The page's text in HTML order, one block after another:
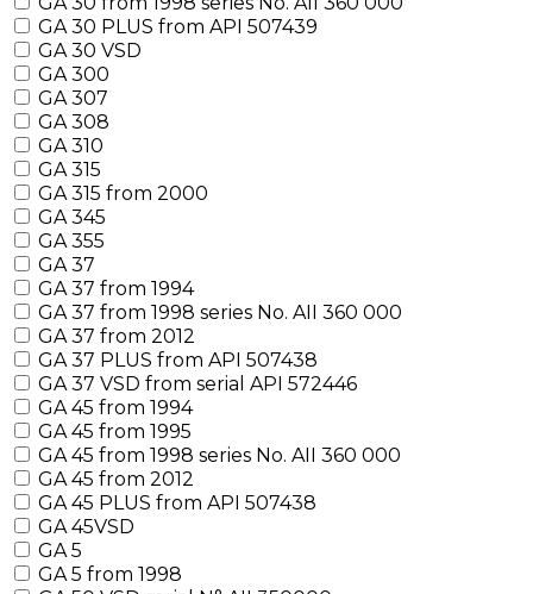
GA 30 PLUS from API 507439
GA 30 VSD
GA 300
GA 307
GA 308
GA 310
GA 315
GA 315 from 2000
GA 345
GA 355
GA 37
GA 37 from 1994
GA 37 from 1998 series No. AII 360 000
GA 37 from 2012
GA 37 PLUS from API 507438
GA 37 VSD from serial API 572446
GA 45 from 1994
GA 45 from 1995
GA 45 from 1998 series No. AII 360 000
GA 45 from 2012
GA 45 PLUS from API 507438
GA 45VSD
GA 5
GA 5 from 1998